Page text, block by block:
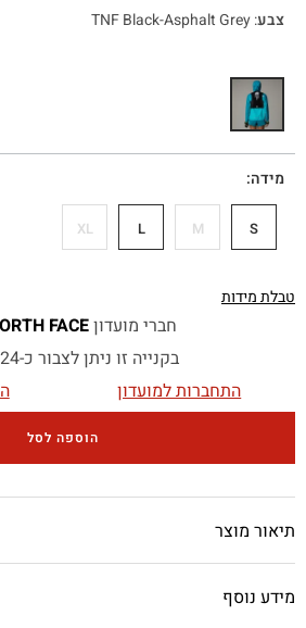
צבע:
TNF Black-Asphalt Grey
מידה
S
M
L
XL
טבלת מידות
חברי מועדוןTHE NORTH FACE
בקנייה זו ניתן לצבור כ-24 נקודות
התחברות למועדון
הוספה לסל
תיאור מוצר
מידע נוסף